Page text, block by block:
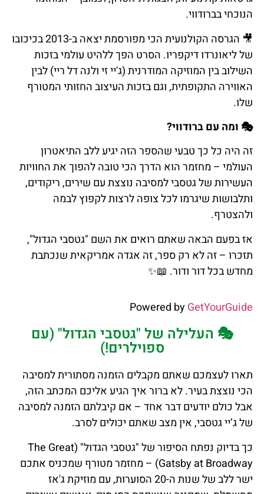
הנוכחי בברודווי.
🎥 הגרסה הקולנועיתהכימפורסמתיצאהב-2013
בכיכובו
שלליאונרדודיקפריו. הסרט הפךללהיט עולמיבזכות
השילובביןהמוזיקה המודרנית(ג'ייזיולנהדלריי)לבין
האווירה התקופתית,וגםבזכותהעיצובהחזותיהמטורף
שלו.
🎭 ומה עםברודווי?
זה היה כל כך טבעי שהספר הזה יגיע ללב התיאטרון
העולמי – מחזמר הוא הדרך הכי טובה להפוך את החוויות
העשירות של גטסבי למסיבה נוצצת עם שירים, ריקודים,
ותלבושות שיגרמו לכל צופה לרצות לקפוץ לבמה
ולהצטרף.
אז בפעם הבאה שאתם רואים את השם "גטסבי הגדול",
תזכרו – זה לא רק ספר, זה אגדה אמריקאית שנכתבת
מחדש בכל דור ודור. 📖✨
Powered byGetYourGuide
🎭 העלילה של "גטסבי הגדול" (עם
ספוילרים!)
תארו לעצמכם שאתם מקבלים הזמנה מסתורית למסיבה
הכי נוצצת בעיר. לא ברור איך הגיע אליכם המכתב הזה,
אבל כולם יודעים דבר אחד – אם קיבלתם הזמנה למסיבה
של ג’יי גטסבי, אין מצב שאתם יכולים לסרב.
כך בדיוק נפתח הסיפור של "גטסבי הגדול" (The Great
Gatsby at Broadway) – מחזמר מטורף שמכניס אתכם
ישר ללב של שנות ה-20 הסוערות, עם מוזיקת ג'אז